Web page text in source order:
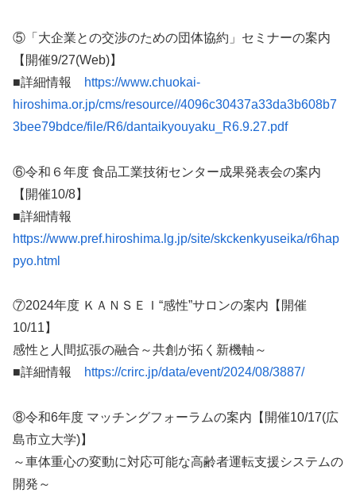
⑤「大企業との交渉のための団体協約」セミナーの案内
【開催9/27(Web)】
■詳細情報
https://www.chuokai-
hiroshima.or.jp/cms/resource//4096c30437a33da3b608b7
3bee79bdce/file/R6/dantaikyouyaku_R6.9.27.pdf
⑥令和６年度 食品工業技術センター成果発表会の案内
【開催10/8】
■詳細情報
https://www.pref.hiroshima.lg.jp/site/skckenkyuseika/r6hap
pyo.html
⑦2024年度 ＫＡＮＳＥＩ“感性”サロンの案内【開催
10/11】
感性と人間拡張の融合～共創が拓く新機軸～
■詳細情報
https://crirc.jp/data/event/2024/08/3887/
⑧令和6年度 マッチングフォーラムの案内【開催10/17(広
島市立大学)】
～車体重心の変動に対応可能な高齢者運転支援システムの
開発～